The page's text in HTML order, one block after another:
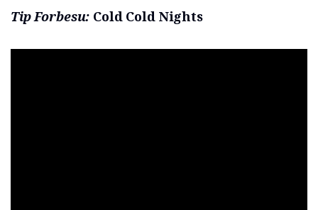
Tip Forbesu: Cold Cold Nights